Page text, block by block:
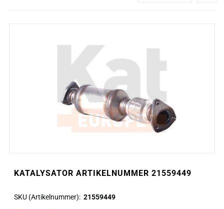
KATALYSATOR ARTIKELNUMMER 21559449
SKU (Artikelnummer) 21559449